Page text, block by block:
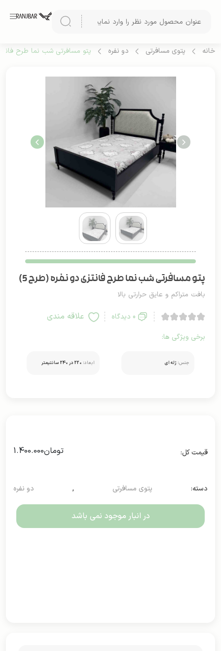
خانه پتوی مسافرتی دو نفره پتو مسافرتی شب نما طرح
پتو مسافرتی شب نما طرح فانتزی دو نفره (طرح 5)
بافت متراکم و عایق حرارتی بالا
0 دیدگاه علاقه مندی
برخی ویژگی ها:
جنس: ژله ای ابعاد: 220 در 240 سانتیمتر
تومان1.400.000
دسته: پتوی مسافرتی , دو نفره
در انبار موجود نمی باشد